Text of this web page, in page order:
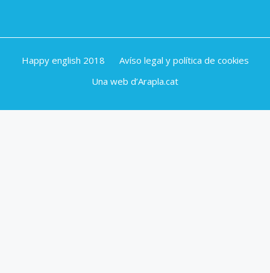
Happy english 2018
Avíso legal y política de cookies
Una web d’Arapla.cat